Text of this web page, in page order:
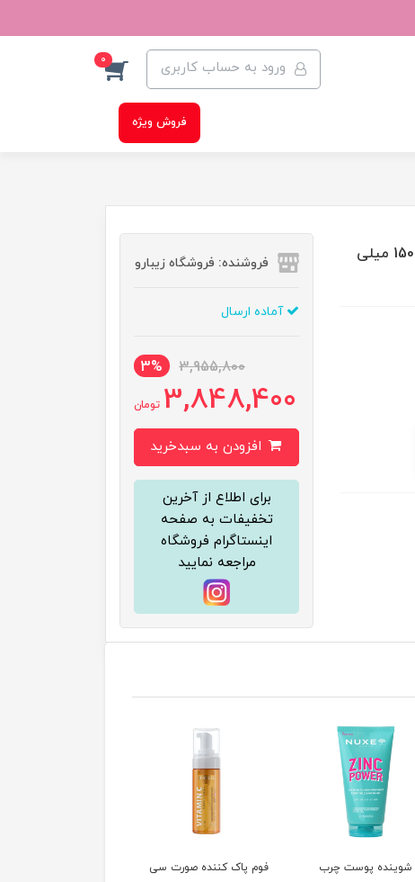
ورود به حساب کاربری 0
فروش ویژه
تونر درخشان کننده و جوان ساز شماره 9 نامبوزین حجم 150 میلی
فروشنده: فروشگاه زیبارو
آماده ارسال
3,955,800
3%
3,848,400 تومان
برای اطلاع از آخرین
تخفیفات به صفحه
اینستاگرام فروشگاه
مراجعه نمایید
شوینده پوست چرب
فوم پاک کننده صورت سی